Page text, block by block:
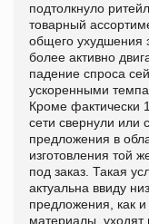
подтолкнуло
товарный
общего ухудшения
более активно
падение спроса
ускоренными
Кроме фактически
сети свернули или
предложения в
изготовления той
под заказ. Такая
актуальна ввиду
предложения, как
материалы, уходят